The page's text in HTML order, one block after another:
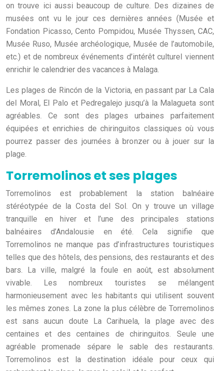
on trouve ici aussi beaucoup de culture. Des dizaines de
musées ont vu le jour ces dernières années (Musée et
Fondation Picasso, Cento Pompidou, Musée Thyssen, CAC,
Musée Ruso, Musée archéologique, Musée de l’automobile,
etc.) et de nombreux événements d’intérêt culturel viennent
enrichir le calendrier des vacances à Malaga.
Les plages de Rincón de la Victoria, en passant par La Cala
del Moral, El Palo et Pedregalejo jusqu’à la Malagueta sont
agréables. Ce sont des plages urbaines parfaitement
équipées et enrichies de chiringuitos classiques où vous
pourrez passer des journées à bronzer ou à jouer sur la
plage.
Torremolinos et ses plages
Torremolinos est probablement la station balnéaire
stéréotypée de la Costa del Sol. On y trouve un village
tranquille en hiver et l’une des principales stations
balnéaires d’Andalousie en été. Cela signifie que
Torremolinos ne manque pas d’infrastructures touristiques
telles que des hôtels, des pensions, des restaurants et des
bars. La ville, malgré la foule en août, est absolument
vivable. Les nombreux touristes se mélangent
harmonieusement avec les habitants qui utilisent souvent
les mêmes zones. La zone la plus célèbre de Torremolinos
est sans aucun doute La Carihuela, la plage avec des
centaines et des centaines de chiringuitos. Seule une
agréable promenade sépare le sable des restaurants.
Torremolinos est la destination idéale pour ceux qui